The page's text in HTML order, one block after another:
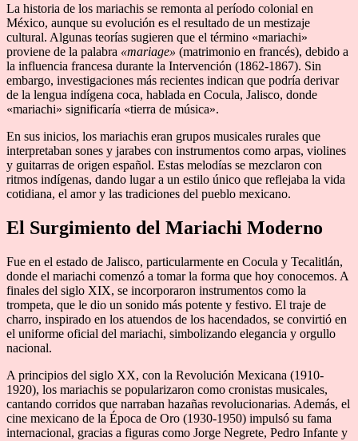
La historia de los mariachis se remonta al período colonial en
México, aunque su evolución es el resultado de un mestizaje
cultural. Algunas teorías sugieren que el término «mariachi»
proviene de la palabra «mariage» (matrimonio en francés), debido a
la influencia francesa durante la Intervención (1862-1867). Sin
embargo, investigaciones más recientes indican que podría derivar
de la lengua indígena coca, hablada en Cocula, Jalisco, donde
«mariachi» significaría «tierra de música».
En sus inicios, los mariachis eran grupos musicales rurales que
interpretaban sones y jarabes con instrumentos como arpas, violines
y guitarras de origen español. Estas melodías se mezclaron con
ritmos indígenas, dando lugar a un estilo único que reflejaba la vida
cotidiana, el amor y las tradiciones del pueblo mexicano.
El Surgimiento del Mariachi Moderno
Fue en el estado de Jalisco, particularmente en Cocula y Tecalitlán,
donde el mariachi comenzó a tomar la forma que hoy conocemos. A
finales del siglo XIX, se incorporaron instrumentos como la
trompeta, que le dio un sonido más potente y festivo. El traje de
charro, inspirado en los atuendos de los hacendados, se convirtió en
el uniforme oficial del mariachi, simbolizando elegancia y orgullo
nacional.
A principios del siglo XX, con la Revolución Mexicana (1910-
1920), los mariachis se popularizaron como cronistas musicales,
cantando corridos que narraban hazañas revolucionarias. Además, el
cine mexicano de la Época de Oro (1930-1950) impulsó su fama
internacional, gracias a figuras como Jorge Negrete, Pedro Infante y